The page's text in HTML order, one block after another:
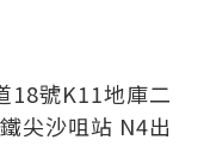
18號K11地庫二
尖沙咀站 N4出